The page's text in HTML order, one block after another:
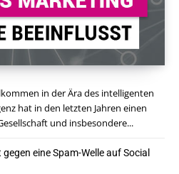
in der Ära des intelligenten
hat in den letzten Jahren einen
und insbesondere...
eine Spam-Welle auf Social